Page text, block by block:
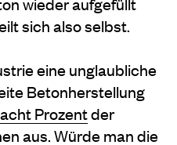
sich also selbst.
eine unglaubliche
Betonherstellung
acht Prozentder
aus. Würde man die